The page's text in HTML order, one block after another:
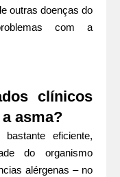
outras doenças do
com a
clínicos
asma?
eficiente,
do organismo
alérgenas – no